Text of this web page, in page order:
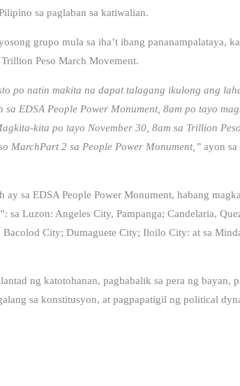
sa paglaban sa katiwalian.
grupo mula sa iba’t ibang pananampalataya,
Peso March Movement.
po natin makita na dapat talagang ikulong ang
EDSA People Power Monument, 8am po tayo
kita po tayo November 30, 8am sa Trillion
MarchPart 2 sa People Power Monument,” ayon
sa EDSA People Power Monument, habang
sa Luzon: Angeles City, Pampanga; Candelaria,
City; Dumaguete City; Iloilo City: at sa
ng katotohanan, pagbabalik sa pera ng bayan,
sa konstitusyon, at pagpapatigil ng political